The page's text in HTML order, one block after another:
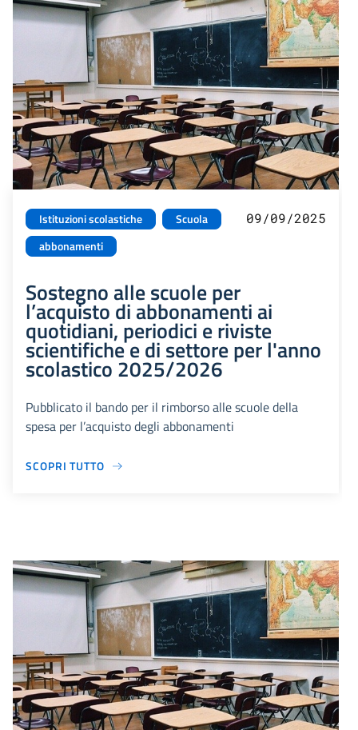
Istituzioni scolastiche
Scuola
abbonamenti
09/09/2025
Sostegno alle scuole per
l’acquisto di abbonamenti ai
quotidiani, periodici e riviste
scientifiche e di settore per l'anno
scolastico 2025/2026
Pubblicato il bando per il rimborso alle scuole della
spesa per l’acquisto degli abbonamenti
SCOPRI TUTTO